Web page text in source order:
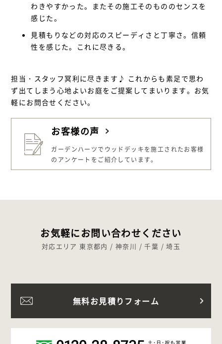
わきやすかった。またその施工そのもののセンスを
感じた。
見積もりなどの対応のスピーディさと丁寧さ。信頼
性を感じた。これに尽きる。
担当・スタッフ冥利に尽きます♪ これからも素足で思わ
ず出てしまう心地よいお庭をご提案してまいります。お気
軽にお問合せください。
お客様の声
ガーデンハーツでウッドデッキを施工されたお客様
のアンケートをご紹介しています。
お気軽にお問い合わせください
対応エリア 東京都内 / 神奈川 / 千葉 / 埼玉
無料お見積りフォーム